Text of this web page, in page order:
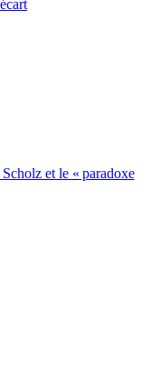
et le « paradoxe